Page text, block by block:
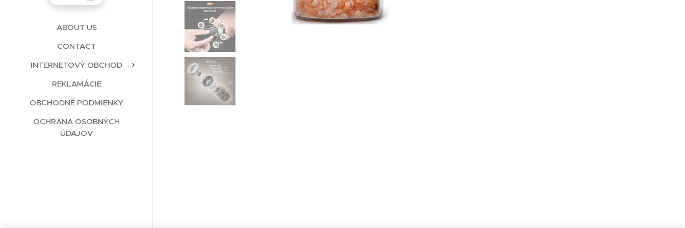
ABOUT US
CONTACT
INTERNETOVÝ OBCHOD
REKLAMÁCIE
OBCHODNÉ PODMIENKY
OCHRANA OSOBNÝCH
ÚDAJOV